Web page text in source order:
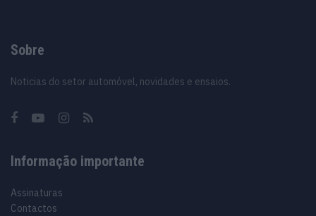
Sobre
Noticias do setor automóvel, novidades e ensaios.
Informação importante
Assinaturas
Contactos